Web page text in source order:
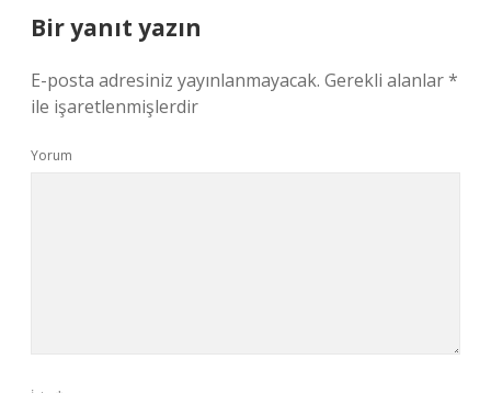
Bir yanıt yazın
E-posta adresiniz yayınlanmayacak. Gerekli alanlar*
ile işaretlenmişlerdir
Yorum